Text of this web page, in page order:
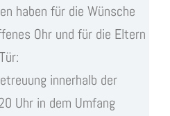
haben für die Wünsche
Ohr und für die Eltern
innerhalb der
Uhr in dem Umfang